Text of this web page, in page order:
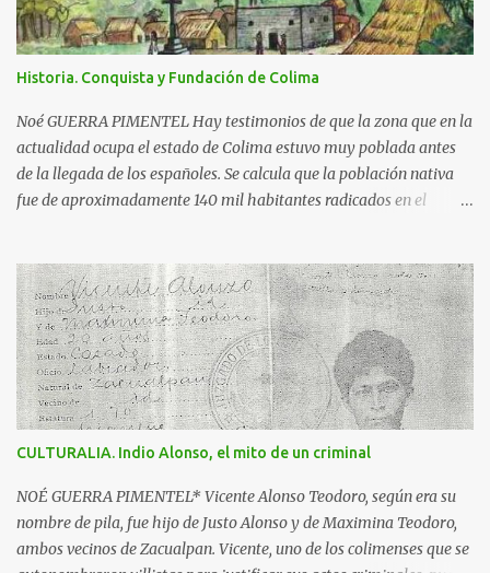
Coliman. En la base semicircular el escultor plasmó en
bajorrelieve enmarcado por una greca, escenas de la posible vida
cotidiana de la época, como el encuentro de dos culturas; hay
además dos inscripciones en forma de pergamino que dicen: "Más
fuerte que la historia, tu leyenda es a la vez destino y privilegio" y
"Colima exalta aquí las virtudes de...
Historia. Conquista y Fundación de Colima
Noé GUERRA PIMENTEL Hay testimonios de que la zona que en la
actualidad ocupa el estado de Colima estuvo muy poblada antes
de la llegada de los españoles. Se calcula que la población nativa
fue de aproximadamente 140 mil habitantes radicados en el
costera y más allá del volcán de Colima, hasta Ajijic, a la altura del
lago de Chapala en Jalisco y por el sur hasta el ahora río Cachan
que desemboca luego de Maruata, en Michoacán. Se dice que era la
primavera del año de 1522, cuando un pequeño grupo de
españoles, al mando de Francisco Montaño, llegaron aquí por el
principal asentamiento purépecha; se quedaron en un pueblo
nativo y mandaron a los jefes purépechas a decir a los señores de
Colima que venían en son de paz, pero cuando llegaron acá fueron
sitiados, sacrificados y posteriormente devorados. Los españoles
desconocedores de la ferocidad de los colimotes...
CULTURALIA. Indio Alonso, el mito de un criminal
NOÉ GUERRA PIMENTEL* Vicente Alonso Teodoro, según era su
nombre de pila, fue hijo de Justo Alonso y de Maximina Teodoro,
ambos vecinos de Zacualpan. Vicente, uno de los colimenses que se